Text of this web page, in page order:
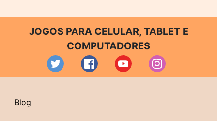
JOGOS PARA CELULAR, TABLET E
COMPUTADORES
Blog